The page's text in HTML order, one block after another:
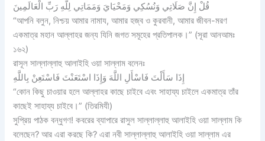
قُلْ إِنَّ صَلَاتِي وَنُسُكِي وَمَحْيَايَ وَمَمَاتِي لِلَّهِ رَبِّ الْعَالَمِينَ
“আপনি বলুন, নিশ্চয় আমার নামায, আমার হজ্ব ও কুরবানী, আমার জীবন-মরণ
একমাত্র মহান আল্লাহর জন্য যিনি জগত সমূহের প্রতিপালক।” (সূরা আনআমঃ
১৬২)
রাসূল সাল্লাল্লাহু আলাইহি ওয়া সাল্লাম বলেনঃ
إِذَا سَأَلْتَ فَاسْأَلِ اللَّهَ وَإِذَا اسْتَعَنْتَ فَاسْتَعِنْ بِاللَّهِ
“কোন কিছু চাওয়ার হলে আল্লাহর কাছে চাইবে এবং সাহায্য চাইলে একমাত্র তাঁর
কাছেই সাহায্য চাইবে।” (তিরমিযী)
সুপ্রিয় পাঠক বন্ধুগণ! কবরের ব্যাপারে রাসুল সাল্লাল্লাহু আলাইহি ওয়া সাল্লাম কি
বলেছেন? আর এরা করছে কি? এরা নবী সাল্লাল্লাহু আলাইহি ওয়া সাল্লাম এর